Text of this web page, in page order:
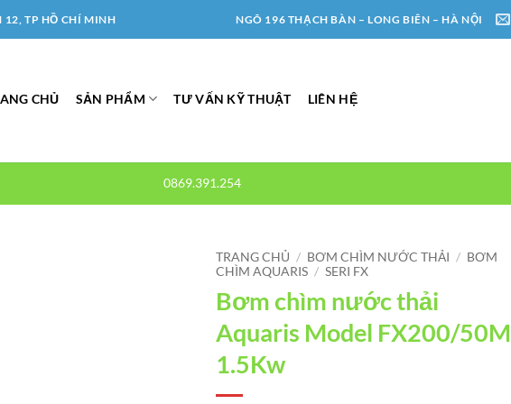
TP HỒ CHÍ MINH NGÕ 196 THẠCH BÀN – LONG BIÊN – HÀ NỘI
CHỦ SẢN PHẨM TƯ VẤN KỸ THUẬT LIÊN HỆ
0869.391.254
TRANG CHỦ / BƠM CHÌM NƯỚC THẢI / BƠM
CHÌM AQUARIS / SERI FX
Bơm chìm nước thải
Aquaris Model FX200/50M
1.5Kw